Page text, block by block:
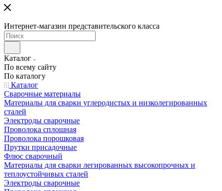
Интернет-магазин представительского класса
Каталог
По всему сайту
По каталогу
Каталог
Сварочные материалы
Материалы для сварки углеродистых и низколегированных
сталей
Электроды сварочные
Проволока сплошная
Проволока порошковая
Прутки присадочные
Флюс сварочный
Материалы для сварки легированных высокопрочных и
теплоустойчивых сталей
Электроды сварочные